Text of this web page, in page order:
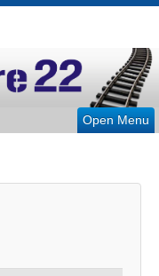
Open Menu